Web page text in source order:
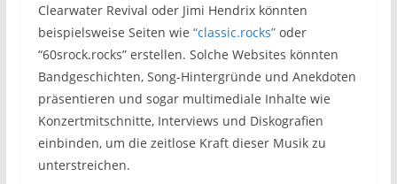
Clearwater Revival oder Jimi Hendrix könnten
beispielsweise Seiten wie “classic.rocks”oder
“60srock.rocks” erstellen. Solche Websites könnten
Bandgeschichten, Song-Hintergründe und Anekdoten
präsentieren und sogar multimediale Inhalte wie
Konzertmitschnitte, Interviews und Diskografien
einbinden, um die zeitlose Kraft dieser Musik zu
unterstreichen.